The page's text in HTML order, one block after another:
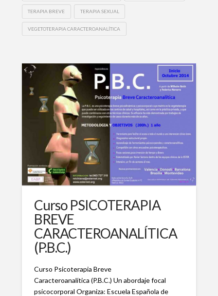
TERAPIA BREVE TERAPIA SEXUAL
VEGETOTERAPIA CARACTEROANALÍTICA
Curso PSICOTERAPIA
BREVE
CARACTEROANALÍTICA
(P.B.C.)
Curso Psicoterapia Breve
Caracteroanalítica (P.B.C.) Un abordaje focal
psicocorporal Organiza: Escuela Española de